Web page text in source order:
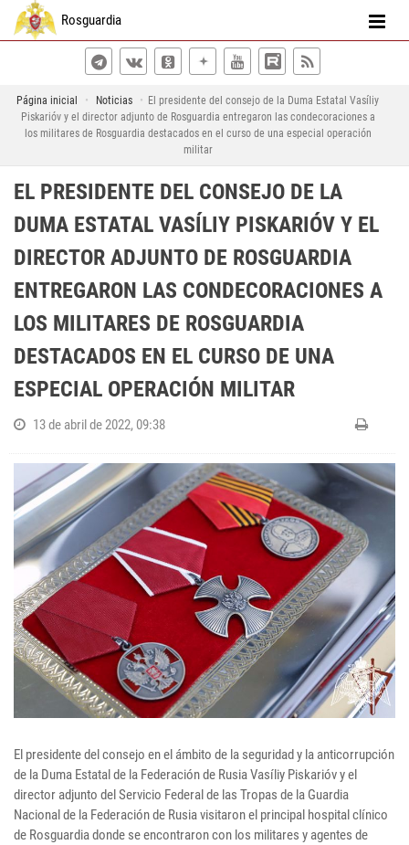
Rosguardia
Página inicial Noticias
El presidente del consejo de la Duma Estatal Vasíliy
Piskarióv y el director adjunto de Rosguardia entregaron las condecoraciones a
los militares de Rosguardia destacados en el curso de una especial operación
militar
EL PRESIDENTE DEL CONSEJO DE LA
DUMA ESTATAL VASÍLIY PISKARIÓV Y EL
DIRECTOR ADJUNTO DE ROSGUARDIA
ENTREGARON LAS CONDECORACIONES A
LOS MILITARES DE ROSGUARDIA
DESTACADOS EN EL CURSO DE UNA
ESPECIAL OPERACIÓN MILITAR
13 de abril de 2022, 09:38
El presidente del consejo en el ámbito de la seguridad y la anticorrupción
de la Duma Estatal de la Federación de Rusia Vasíliy Piskarióv y el
director adjunto del Servicio Federal de las Tropas de la Guardia
Nacional de la Federación de Rusia visitaron el principal hospital clínico
de Rosguardia donde se encontraron con los militares y agentes de